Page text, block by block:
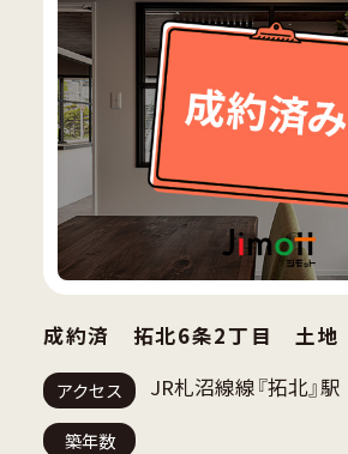
成約済 拓北6条2丁目 土地
アクセス JR札沼線線『拓北』
築年数